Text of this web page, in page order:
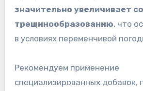
значительно увеличивает
трещинообразованию, что
в условиях переменчивой
Рекомендуем применение
специализированных